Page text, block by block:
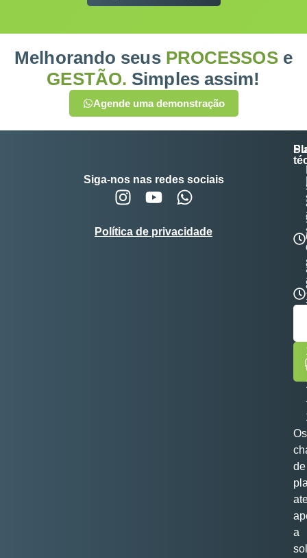
Melhorando seus PROCESSOSe
GESTÃO. Simples assim!
Agende uma demonstração
Siga-nos nas redes sociais
Política de privacidade
Os
de
a